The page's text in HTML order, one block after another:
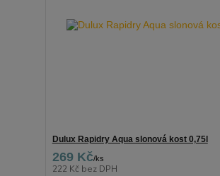
Dulux Rapidry Aqua slonová kost 0,75l
269 Kč/ks
222 Kč bez DPH